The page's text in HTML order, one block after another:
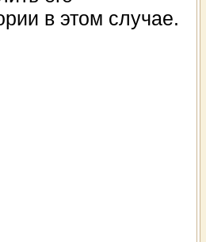
в этом случае.